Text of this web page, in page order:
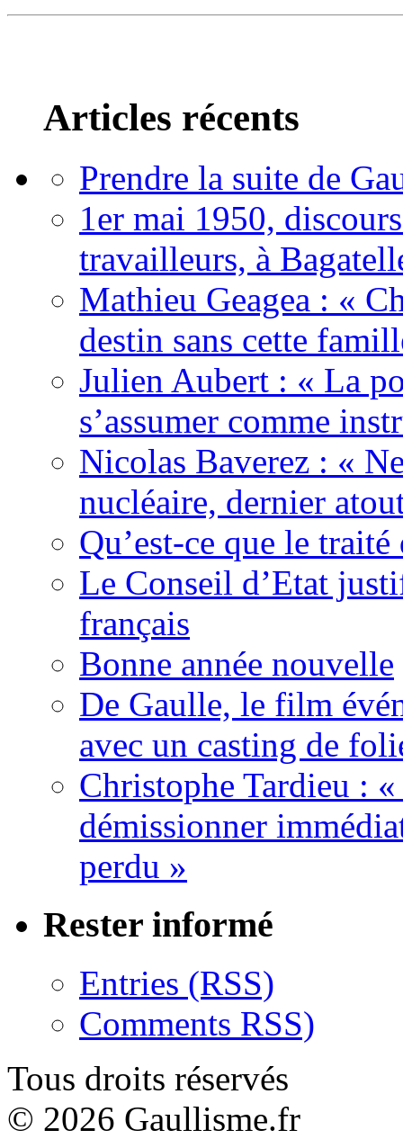
Articles récents
Prendre la suite de
1er mai 1950,
travailleurs, à
Mathieu Geagea : «
destin sans cette
Julien Aubert : « La
s’assumer comme
Nicolas Baverez : «
nucléaire, dernier
Qu’est-ce que le traité
Le Conseil d’Etat
français
Bonne année nouvelle
De Gaulle, le film
avec un casting de
Christophe Tardieu : «
démissionner
perdu »
Rester informé
Entries (RSS)
Comments RSS)
Tous droits réservés
© 2026 Gaullisme.fr